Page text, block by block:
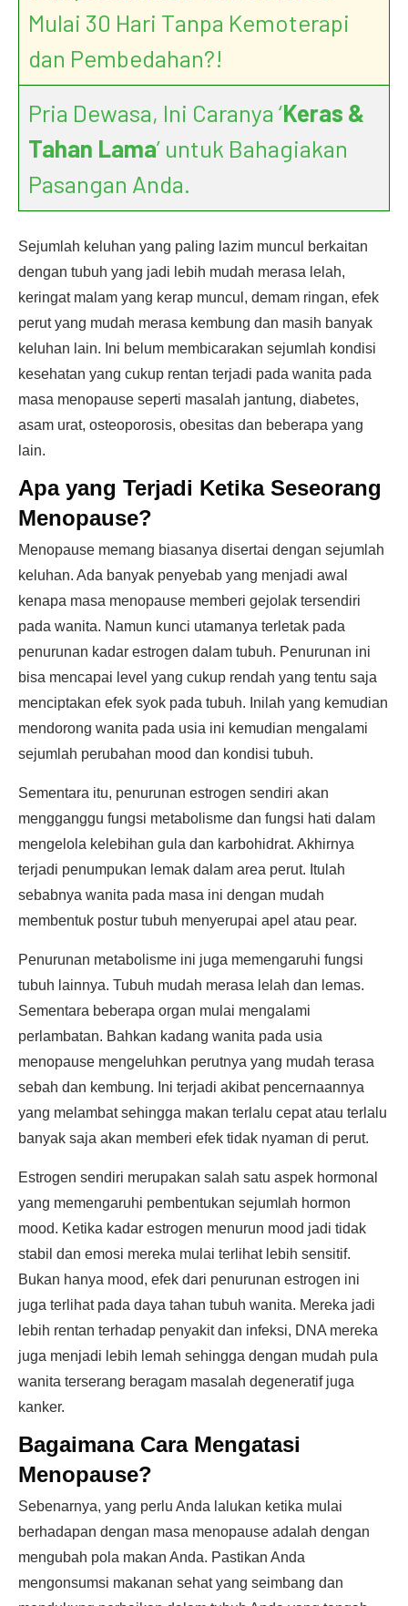
Mulai 30 Hari Tanpa Kemoterapi
dan Pembedahan?!
Pria Dewasa, Ini Caranya ‘Keras &
Tahan Lama’ untuk Bahagiakan
Pasangan Anda.
Sejumlah keluhan yang paling lazim muncul berkaitan
dengan tubuh yang jadi lebih mudah merasa lelah,
keringat malam yang kerap muncul, demam ringan, efek
perut yang mudah merasa kembung dan masih banyak
keluhan lain. Ini belum membicarakan sejumlah kondisi
kesehatan yang cukup rentan terjadi pada wanita pada
masa menopause seperti masalah jantung, diabetes,
asam urat, osteoporosis, obesitas dan beberapa yang
lain.
Apa yang Terjadi Ketika Seseorang
Menopause?
Menopause memang biasanya disertai dengan sejumlah
keluhan. Ada banyak penyebab yang menjadi awal
kenapa masa menopause memberi gejolak tersendiri
pada wanita. Namun kunci utamanya terletak pada
penurunan kadar estrogen dalam tubuh. Penurunan ini
bisa mencapai level yang cukup rendah yang tentu saja
menciptakan efek syok pada tubuh. Inilah yang kemudian
mendorong wanita pada usia ini kemudian mengalami
sejumlah perubahan mood dan kondisi tubuh.
Sementara itu, penurunan estrogen sendiri akan
mengganggu fungsi metabolisme dan fungsi hati dalam
mengelola kelebihan gula dan karbohidrat. Akhirnya
terjadi penumpukan lemak dalam area perut. Itulah
sebabnya wanita pada masa ini dengan mudah
membentuk postur tubuh menyerupai apel atau pear.
Penurunan metabolisme ini juga memengaruhi fungsi
tubuh lainnya. Tubuh mudah merasa lelah dan lemas.
Sementara beberapa organ mulai mengalami
perlambatan. Bahkan kadang wanita pada usia
menopause mengeluhkan perutnya yang mudah terasa
sebah dan kembung. Ini terjadi akibat pencernaannya
yang melambat sehingga makan terlalu cepat atau terlalu
banyak saja akan memberi efek tidak nyaman di perut.
Estrogen sendiri merupakan salah satu aspek hormonal
yang memengaruhi pembentukan sejumlah hormon
mood. Ketika kadar estrogen menurun mood jadi tidak
stabil dan emosi mereka mulai terlihat lebih sensitif.
Bukan hanya mood, efek dari penurunan estrogen ini
juga terlihat pada daya tahan tubuh wanita. Mereka jadi
lebih rentan terhadap penyakit dan infeksi, DNA mereka
juga menjadi lebih lemah sehingga dengan mudah pula
wanita terserang beragam masalah degeneratif juga
kanker.
Bagaimana Cara Mengatasi
Menopause?
Sebenarnya, yang perlu Anda lalukan ketika mulai
berhadapan dengan masa menopause adalah dengan
mengubah pola makan Anda. Pastikan Anda
mengonsumsi makanan sehat yang seimbang dan